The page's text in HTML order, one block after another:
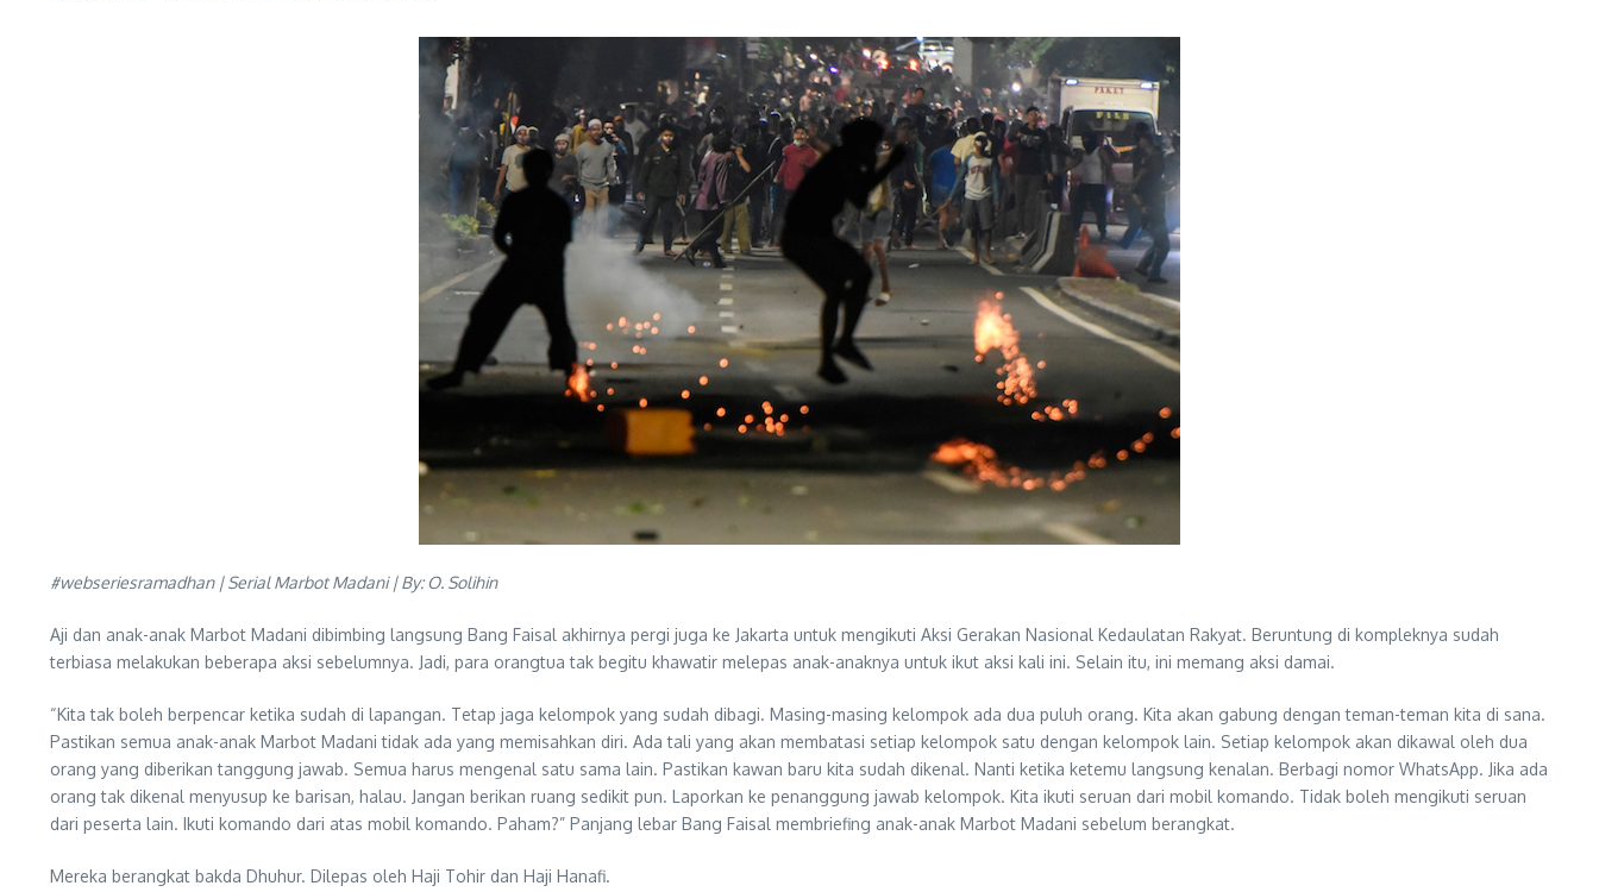
#webseriesramadhan | Serial Marbot Madani | By: O. Solihin
Aji dan anak-anak Marbot Madani dibimbing langsung Bang Faisal akhirnya pergi juga ke Jakarta untuk mengikuti Aksi Gerakan Nasional Kedaulatan Rakyat. Beruntung di kompleknya sudah
terbiasa melakukan beberapa aksi sebelumnya. Jadi, para orangtua tak begitu khawatir melepas anak-anaknya untuk ikut aksi kali ini. Selain itu, ini memang aksi damai.
“Kita tak boleh berpencar ketika sudah di lapangan. Tetap jaga kelompok yang sudah dibagi. Masing-masing kelompok ada dua puluh orang. Kita akan gabung dengan teman-teman kita di sana.
Pastikan semua anak-anak Marbot Madani tidak ada yang memisahkan diri. Ada tali yang akan membatasi setiap kelompok satu dengan kelompok lain. Setiap kelompok akan dikawal oleh dua
orang yang diberikan tanggung jawab. Semua harus mengenal satu sama lain. Pastikan kawan baru kita sudah dikenal. Nanti ketika ketemu langsung kenalan. Berbagi nomor WhatsApp. Jika ada
orang tak dikenal menyusup ke barisan, halau. Jangan berikan ruang sedikit pun. Laporkan ke penanggung jawab kelompok. Kita ikuti seruan dari mobil komando. Tidak boleh mengikuti seruan
dari peserta lain. Ikuti komando dari atas mobil komando. Paham?” Panjang lebar Bang Faisal membriefing anak-anak Marbot Madani sebelum berangkat.
Mereka berangkat bakda Dhuhur. Dilepas oleh Haji Tohir dan Haji Hanafi.